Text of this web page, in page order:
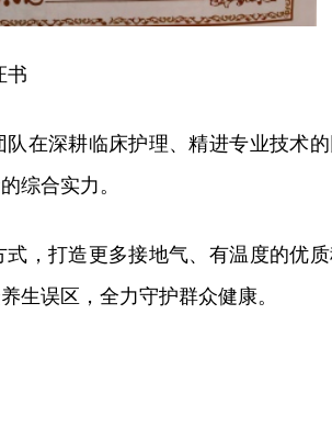
书
在深耕临床护理、精进专业技术
综合实力。
，打造更多接地气、有温度的优
生误区，全力守护群众健康。